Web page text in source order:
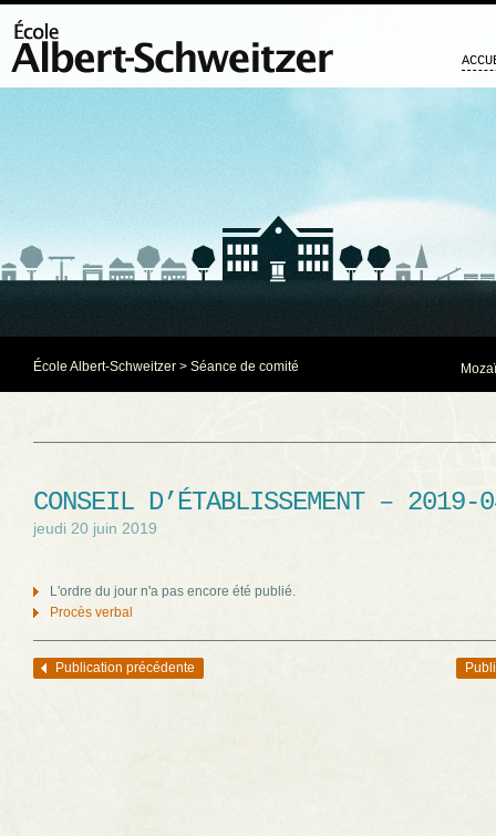
École Albert-Schweitzer > Séance de comité
CONSEIL D’ÉTABLISSEMENT – 2019-
jeudi 20 juin 2019
L'ordre du jour n'a pas encore été publié.
Procès verbal
Navigation des articles
Publication précédente